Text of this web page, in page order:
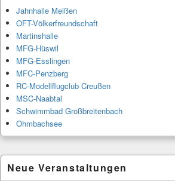
Jahnhalle Meißen
OFT-Völkerfreundschaft
Martinshalle
MFG-Hüswil
MFG-Esslingen
MFC-Penzberg
RC-Modellflugclub Creußen
MSC-Naabtal
Schwimmbad Großbreitenbach
Ohmbachsee
Neue Veranstaltungen